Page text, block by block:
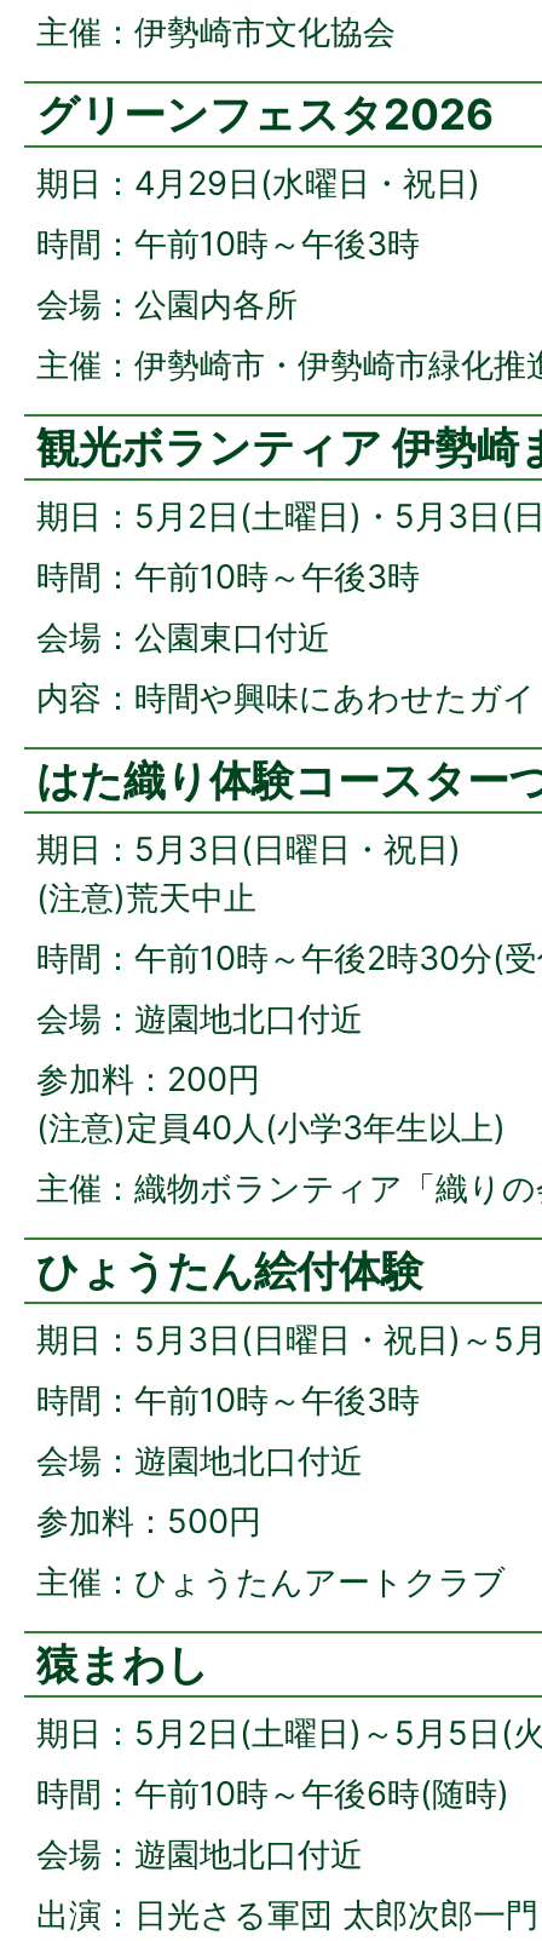
主催：伊勢崎市文化協会
グリーンフェスタ2026
期日：4月29日(水曜日・祝日)
時間：午前10時～午後3時
会場：公園内各所
主催：伊勢崎市・伊勢崎市緑化推
観光ボランティア 伊勢崎
期日：5月2日(土曜日)・5月3日(
時間：午前10時～午後3時
会場：公園東口付近
内容：時間や興味にあわせたガ
はた織り体験コースター
期日：5月3日(日曜日・祝日)
(注意)荒天中止
時間：午前10時～午後2時30分(
会場：遊園地北口付近
参加料：200円
(注意)定員40人(小学3年生以上)
主催：織物ボランティア「織り
ひょうたん絵付体験
期日：5月3日(日曜日・祝日)～5
時間：午前10時～午後3時
会場：遊園地北口付近
参加料：500円
主催：ひょうたんアートクラブ
猿まわし
期日：5月2日(土曜日)～5月5日(
時間：午前10時～午後6時(随時)
会場：遊園地北口付近
出演：日光さる軍団 太郎次郎一門